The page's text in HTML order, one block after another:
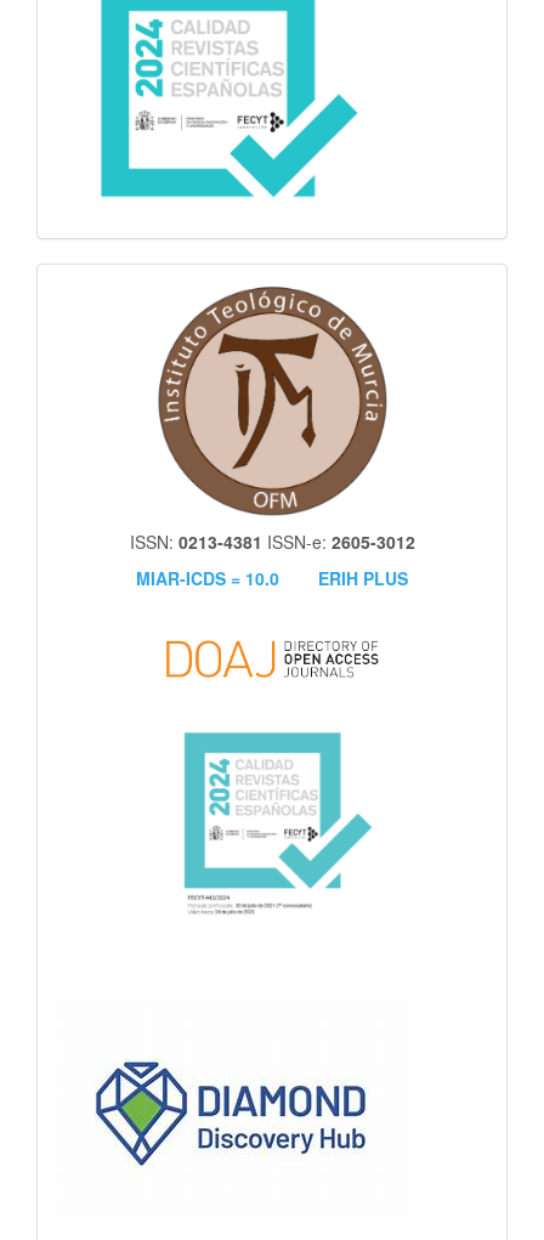
ISSN: 0213-4381 ISSN-e: 2605-3012
MIAR-ICDS = 10.0
ERIH PLUS